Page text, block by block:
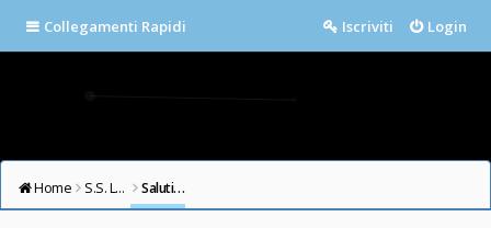
Collegamenti Rapidi Login
Iscriviti
Home S.S. LAZIO FORUM Saluti e Presentazioni